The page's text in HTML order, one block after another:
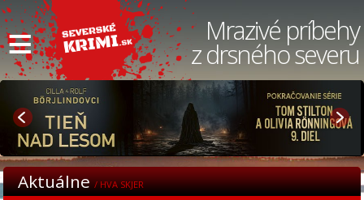
≡ Mrazivé príbehy
z drsného severu
Aktuálne/ HVA SKJER